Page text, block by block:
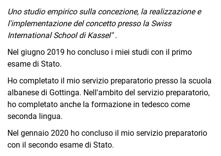
Uno studio empirico sulla concezione, la realizzazione e
l'implementazione del concetto presso la Swiss
International School di Kassel" .
Nel giugno 2019 ho concluso i miei studi con il primo
esame di Stato.
Ho completato il mio servizio preparatorio presso la scuola
albanese di Gottinga. Nell'ambito del servizio preparatorio,
ho completato anche la formazione in tedesco come
seconda lingua.
Nel gennaio 2020 ho concluso il mio servizio preparatorio
con il secondo esame di Stato.